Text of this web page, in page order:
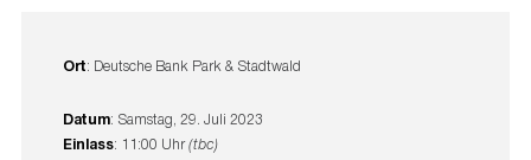
Ort: Deutsche Bank Park & Stadtwald
Datum: Samstag, 29. Juli 2023
Einlass: 11:00 Uhr(tbc)